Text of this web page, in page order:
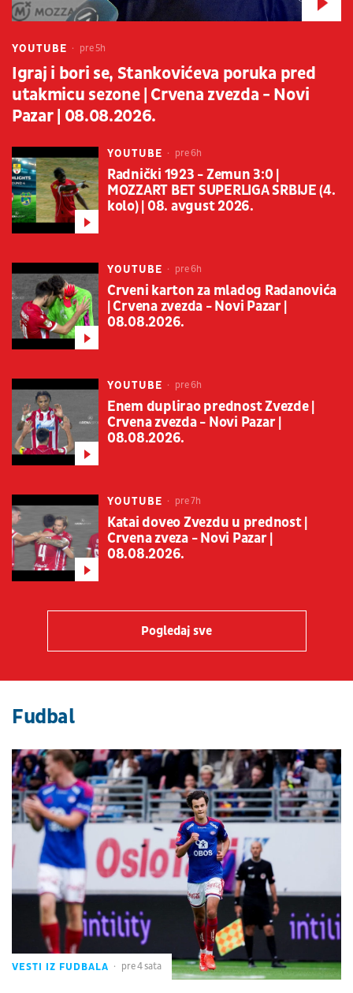
YOUTUBE pre 5h
Igraj i bori se, Stankovićeva poruka pred
utakmicu sezone | Crvena zvezda - Novi
Pazar | 08.08.2026.
YOUTUBE pre 6h
Radnički 1923 - Zemun 3:0 |
MOZZART BET SUPERLIGA SRBIJE (4.
kolo) | 08. avgust 2026.
YOUTUBE pre 6h
Crveni karton za mladog Radanovića
| Crvena zvezda - Novi Pazar |
08.08.2026.
YOUTUBE pre 6h
Enem duplirao prednost Zvezde |
Crvena zvezda - Novi Pazar |
08.08.2026.
YOUTUBE pre 7h
Katai doveo Zvezdu u prednost |
Crvena zveza - Novi Pazar |
08.08.2026.
Pogledaj sve
Fudbal
VESTI IZ FUDBALA pre 4 sata